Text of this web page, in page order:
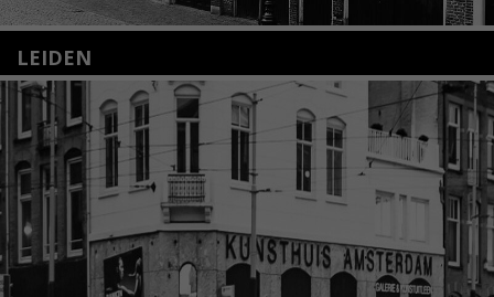
LEIDEN
Nieuwstraat 35
2312 KA Leiden
+31(0)71 – 52 84 480
info@kunsthuisleiden.nl
Lees meer